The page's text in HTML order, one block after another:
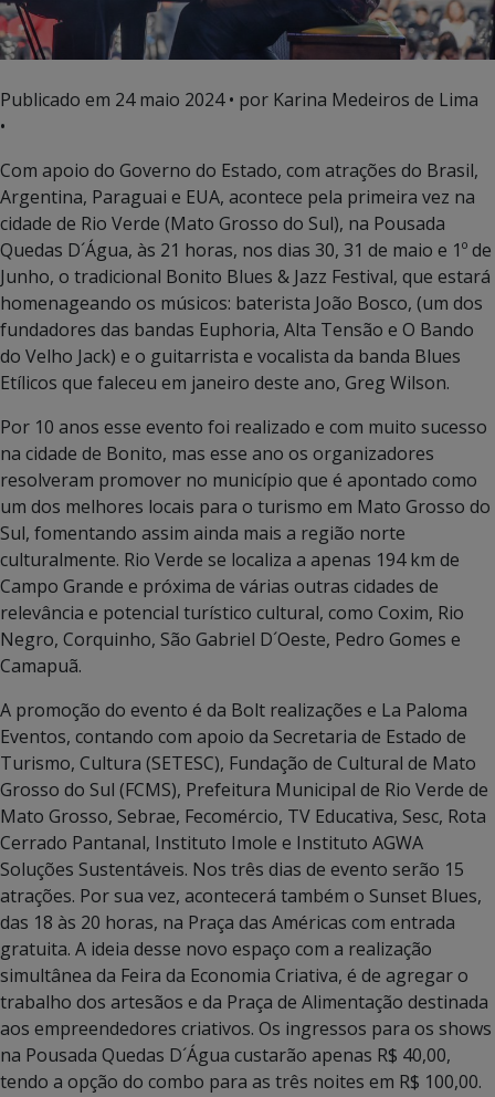
Publicado em 24 maio 2024• por Karina Medeiros de Lima
•
Com apoio do Governo do Estado, com atrações do Brasil,
Argentina, Paraguai e EUA, acontece pela primeira vez na
cidade de Rio Verde (Mato Grosso do Sul), na Pousada
Quedas D´Água, às 21 horas, nos dias 30, 31 de maio e 1º de
Junho, o tradicional Bonito Blues & Jazz Festival, que estará
homenageando os músicos: baterista João Bosco, (um dos
fundadores das bandas Euphoria, Alta Tensão e O Bando
do Velho Jack) e o guitarrista e vocalista da banda Blues
Etílicos que faleceu em janeiro deste ano, Greg Wilson.
Por 10 anos esse evento foi realizado e com muito sucesso
na cidade de Bonito, mas esse ano os organizadores
resolveram promover no município que é apontado como
um dos melhores locais para o turismo em Mato Grosso do
Sul, fomentando assim ainda mais a região norte
culturalmente. Rio Verde se localiza a apenas 194 km de
Campo Grande e próxima de várias outras cidades de
relevância e potencial turístico cultural, como Coxim, Rio
Negro, Corquinho, São Gabriel D´Oeste, Pedro Gomes e
Camapuã.
A promoção do evento é da Bolt realizações e La Paloma
Eventos, contando com apoio da Secretaria de Estado de
Turismo, Cultura (SETESC), Fundação de Cultural de Mato
Grosso do Sul (FCMS), Prefeitura Municipal de Rio Verde de
Mato Grosso, Sebrae, Fecomércio, TV Educativa, Sesc, Rota
Cerrado Pantanal, Instituto Imole e Instituto AGWA
Soluções Sustentáveis. Nos três dias de evento serão 15
atrações. Por sua vez, acontecerá também o Sunset Blues,
das 18 às 20 horas, na Praça das Américas com entrada
gratuita. A ideia desse novo espaço com a realização
simultânea da Feira da Economia Criativa, é de agregar o
trabalho dos artesãos e da Praça de Alimentação destinada
aos empreendedores criativos. Os ingressos para os shows
na Pousada Quedas D´Água custarão apenas R$ 40,00,
tendo a opção do combo para as três noites em R$ 100,00.